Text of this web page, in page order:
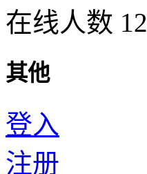
在线人数 12
其他
登入
注册